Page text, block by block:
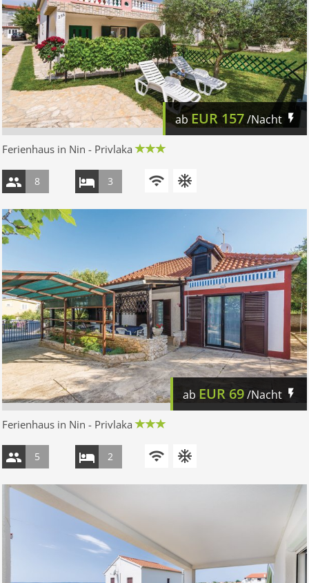
ab EUR 157/Nacht
Ferienhaus in Nin - Privlaka
8 3
ab EUR 69/Nacht
Ferienhaus in Nin - Privlaka
5 2